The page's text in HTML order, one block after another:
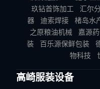
玖钻首饰加工
汇尔
器
迪索焊接 楮岛水
之原粮油机械
嘉源
装
百乐源保鲜包装
物科技
高崎服装设备